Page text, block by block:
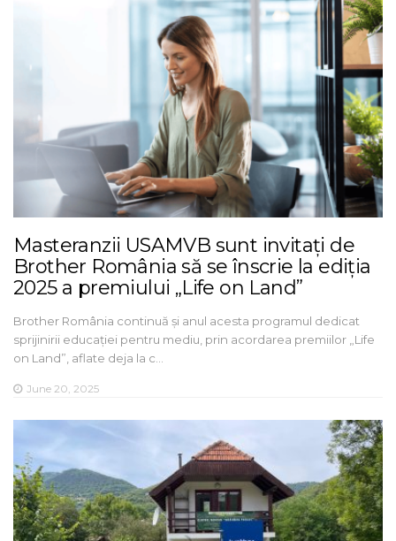
Masteranzii USAMVB sunt invitați de
Brother România să se înscrie la ediția
2025 a premiului „Life on Land”
Brother România continuă și anul acesta programul dedicat
sprijinirii educației pentru mediu, prin acordarea premiilor „Life
on Land”, aflate deja la c…
June 20, 2025